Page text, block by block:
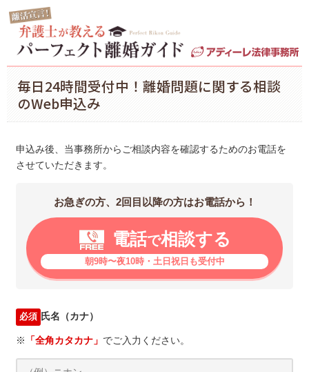
毎日24時間受付中！離婚問題に関する相談
のWeb申込み
申込み後、当事務所からご相談内容を確認するためのお電話を
させていただきます。
お急ぎの方、2回目以降の方はお電話から！
電話で相談する
朝9時〜夜10時・土日祝日も受付中
必須 氏名（カナ）
※ 「全角カタカナ」 でご入力ください。